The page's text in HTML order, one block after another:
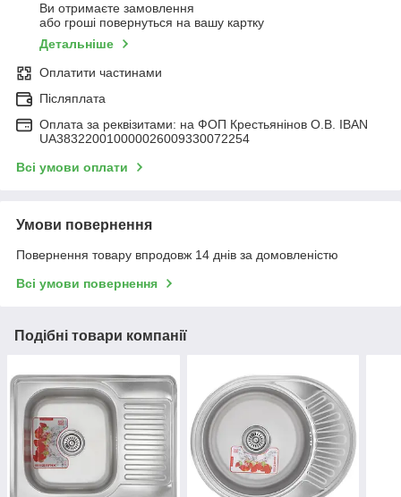
Ви отримаєте замовлення
або гроші повернуться на вашу картку
Детальніше
Оплатити частинами
Післяплата
Оплата за реквізитами: на ФОП Крестьянінов О.В. IBAN
UA383220010000026009330072254
Всі умови оплати
Умови повернення
Повернення товару впродовж 14 днів за домовленістю
Всі умови повернення
Подібні товари компанії